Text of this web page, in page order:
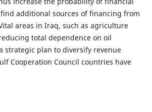
additional sources of financing from
areas in Iraq, such as agriculture
total dependence on oil
strategic plan to diversify revenue
Cooperation Council countries have